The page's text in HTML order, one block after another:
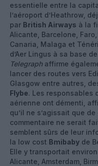
essentielle entre la
l’aéroport d’Heathrow,
par British Airways à la
Alicante, Barcelone,
Canaria, Malaga et
d’Aer Lingus à sa base
Telegraphaffirme
lancer des routes vers
Glasgow entre autres,
Flybe. Les responsables
aérienne ont démenti,
qu’il ne s’agissait que
commentaire ne serait
semblent sûrs de leur
la low cost Bmibaby de
Elle y transportait
Alicante, Amsterdam,